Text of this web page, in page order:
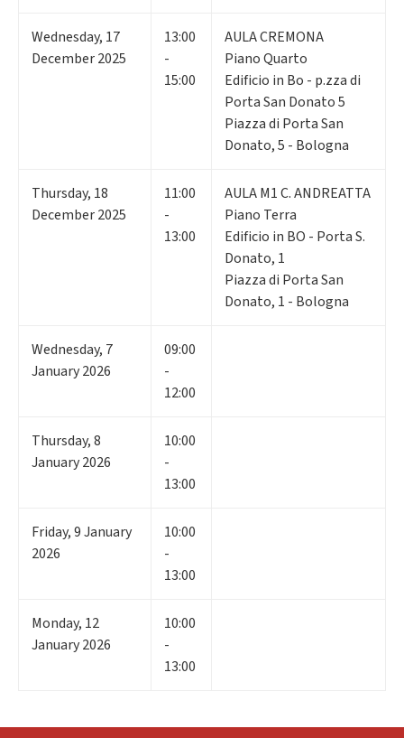
Wednesday, 17
December 2025
13:00
-
15:00
AULA CREMONA
Piano Quarto
Edificio in Bo - p.zza di
Porta San Donato 5
Piazza di Porta San
Donato, 5 - Bologna
Thursday, 18
December 2025
11:00
-
13:00
AULA M1 C. ANDREATTA
Piano Terra
Edificio in BO - Porta S.
Donato, 1
Piazza di Porta San
Donato, 1 - Bologna
Wednesday, 7
January 2026
09:00
-
12:00
Thursday,8
January 2026
10:00
-
13:00
Friday,9January
2026
10:00
-
13:00
Monday, 12
January 2026
10:00
-
13:00